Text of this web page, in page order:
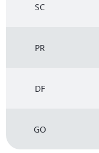
SC
PR
DF
GO